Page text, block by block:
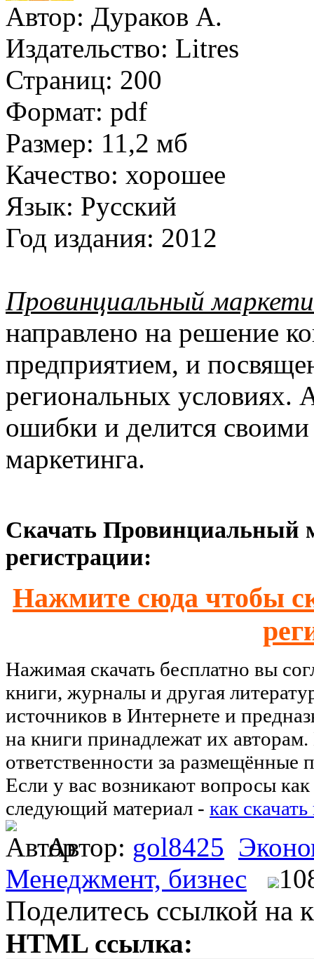
Автор: Дураков А.
Издательство: Litres
Страниц: 200
Формат: pdf
Размер: 11,2 мб
Качество: хорошее
Язык: Русский
Год издания: 2012
Провинциальный
направлено на решение
предприятием, и
региональных условиях.
ошибки и делится
маркетинга.
Скачать Провинциальный
регистрации:
Нажмите сюда чтобы
Нажимая скачать бесплатно вы
книги, журналы и другая
источников в Интернете и
на книги принадлежат их
ответственности за размещённые
Если у вас возникают вопросы как
следующий материал - как
Автор: gol8425
Менеджмент, бизнес
Поделитесь ссылкой на
HTML ссылка: